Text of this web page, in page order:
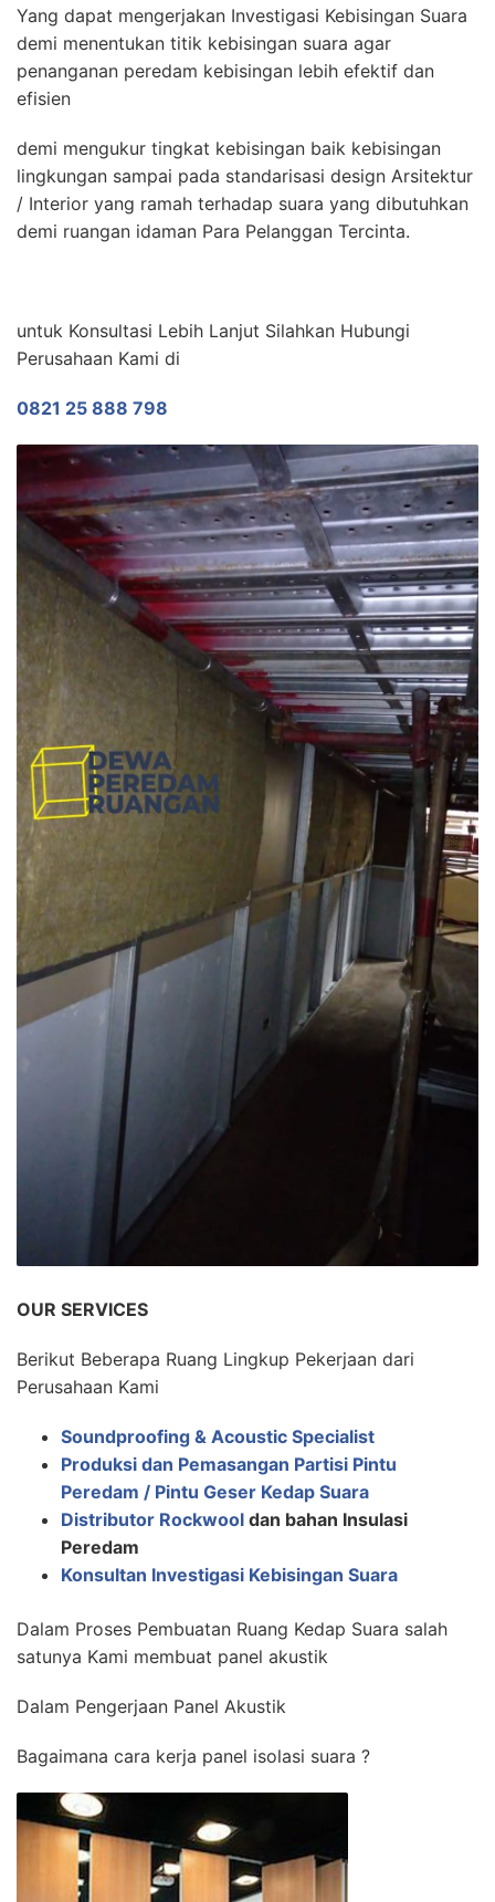
Yang dapat mengerjakan Investigasi Kebisingan Suara
demi menentukan titik kebisingan suara agar
penanganan peredam kebisingan lebih efektif dan
efisien
demi mengukur tingkat kebisingan baik kebisingan
lingkungan sampai pada standarisasi design Arsitektur
/ Interior yang ramah terhadap suara yang dibutuhkan
demi ruangan idaman Para Pelanggan Tercinta.
untuk Konsultasi Lebih Lanjut Silahkan Hubungi
Perusahaan Kami di
0821 25 888 798
OUR SERVICES
Berikut Beberapa Ruang Lingkup Pekerjaan dari
Perusahaan Kami
Soundproofing & Acoustic Specialist
Produksi dan Pemasangan Partisi Pintu
Peredam / Pintu Geser Kedap Suara
Distributor Rockwool dan bahan Insulasi
Peredam
Konsultan Investigasi Kebisingan Suara
Dalam Proses Pembuatan Ruang Kedap Suara salah
satunya Kami membuat panel akustik
Dalam Pengerjaan Panel Akustik
Bagaimana cara kerja panel isolasi suara ?